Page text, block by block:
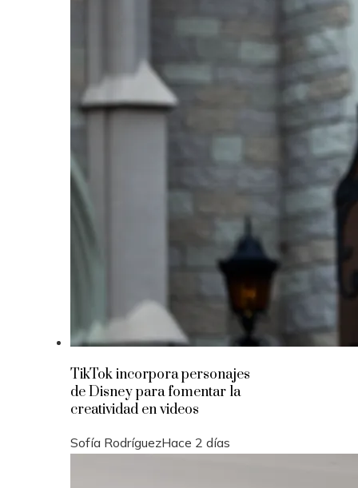
TikTok incorpora personajes
de Disney para fomentar la
creatividad en videos
Sofía RodríguezHace 2 días